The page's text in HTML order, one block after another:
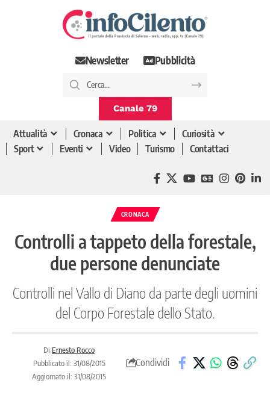
Newsletter Pubblicità
Canale 79
Attualità Cronaca Politica
Curiosità
Sport
Eventi Video Turismo Contattaci
CRONACA
Controlli a tappeto della forestale,
due persone denunciate
Controlli nel Vallo di Diano da parte degli uomini
del Corpo Forestale dello Stato.
Di:Ernesto Rocco
Pubblicato il: 31/08/2015
Aggiornato il: 31/08/2015
Condividi